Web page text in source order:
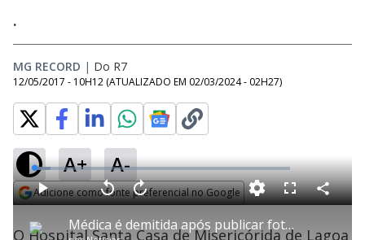
.
MG RECORD | Do R7
12/05/2017 - 10H12 (ATUALIZADO EM 02/03/2024 - 02H27)
A+ A-
Adicione como fonte preferencial no Google
Médica é demitida após publicar foto do filho ajudando em cirurgia na Santa Casa de Lagoa Santa
P V
t
a
A
n
ç
L
o
a
d
e
.
F
l
s
C
o
a
O Hospital Santa Casa de Misericórida de Lagoa